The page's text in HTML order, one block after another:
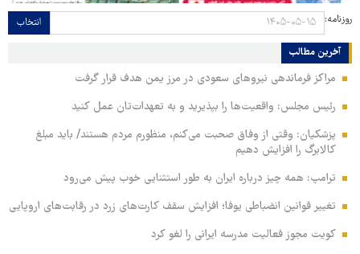
روزنامه: انتخاب
آخرین مطالب
مراکز فرماندهی نیروهای سعودی در مرز یمن هدف قرار گرفت
رئیس مجلس: واقعیت‌ها را بپذیرید و به تعهدات‌تان عمل کنید
پزشکیان: وقتی از وفاق صحبت می‌کنم، منظورم مردم هستند/ باید مبلغ
کالابرگ را افزایش دهیم
ترامپ: همه چیز درباره ایران به طور استثنایی خوب پیش می‌رود
تغییر قوانین انضباطی یوفا؛ افزایش سقف کارت‌های زرد در رقابت‌های اروپایی
کویت مجوز فعالیت مدرسه ایرانی را لغو کرد